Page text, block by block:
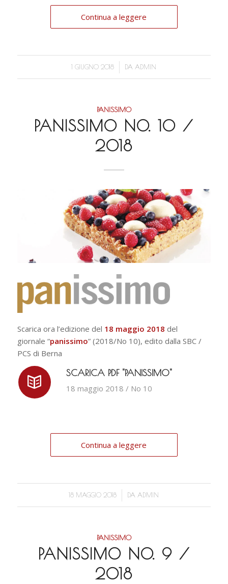
Continua a leggere
1 GIUGNO 2018
/ DAADMIN
PANISSIMO
PANISSIMO NO. 10 /
2018
Scarica ora l’edizione del 18 maggio 2018 del
giornale “panissimo” (2018/No 10), edito dalla SBC /
PCS di Berna
SCARICA PDF "PANISSIMO"
18 maggio 2018 / No 10
Continua a leggere
18 MAGGIO 2018
/ DAADMIN
PANISSIMO
PANISSIMO NO. 9 /
2018